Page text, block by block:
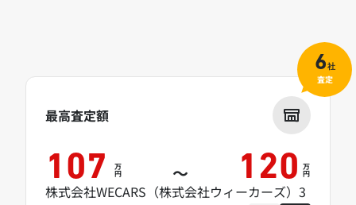
最高査定額
107 万
円 ～ 120 万
円
株式会社WECARS（株式会社ウィーカーズ）3
6社
査定